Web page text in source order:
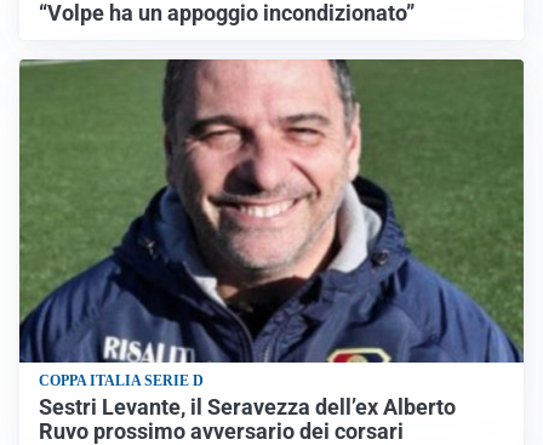
“Volpe ha un appoggio incondizionato”
COPPA ITALIA SERIE D
Sestri Levante, il Seravezza dell’ex Alberto
Ruvo prossimo avversario dei corsari